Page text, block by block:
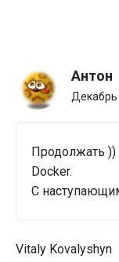
Антон
Декабрь
Продолжать
Docker.
С
Vitaly Kovalyshyn